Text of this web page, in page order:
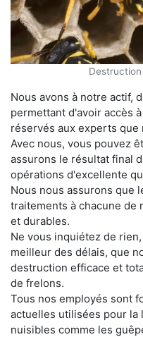
Nous avons à notre actif,
permettant d'avoir accès
réservés aux experts que
Avec nous, vous pouvez
assurons le résultat final
opérations d'excellente
Nous nous assurons que
traitements à chacune de
et durables.
Ne vous inquiétez de
meilleur des délais, que
destruction efficace et
de frelons.
Tous nos employés sont
actuelles utilisées pour
nuisibles comme les